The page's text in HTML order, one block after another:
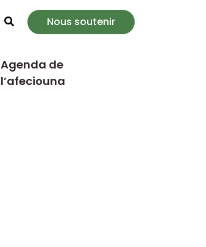
Rechercher
Nous soutenir
Agenda de
l’afeciouna